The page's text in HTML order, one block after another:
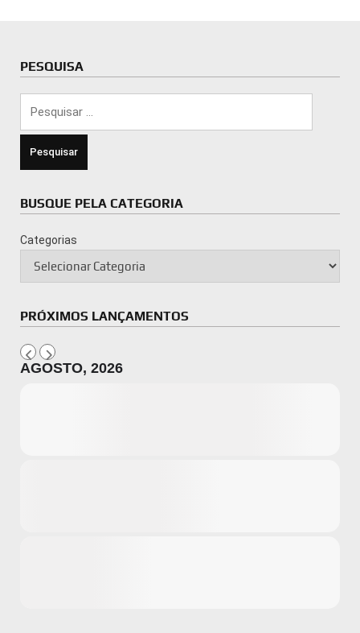
PESQUISA
BUSQUE PELA CATEGORIA
Categorias
PRÓXIMOS LANÇAMENTOS
AGOSTO, 2026